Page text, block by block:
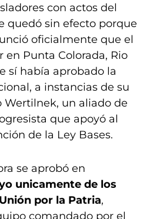
con actos del
quedó sin efecto porque
oficialmente que el
en Punta Colorada, Rio
sí había aprobado la
a instancias de su
Wertilnek, un aliado de
que apoyó al
de la Ley Bases.
se aprobó en
unicamente de los
por la Patria,
comandado por el